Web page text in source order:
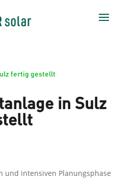
fertig gestellt
in Sulz
und intensiven Planungsphase